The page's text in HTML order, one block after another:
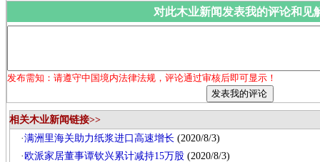
对此木业新闻发表我的评论和见
发布需知：请遵守中国境内法律法规，评论通过审核后即可显示！
相关木业新闻链接>>
·满洲里海关助力纸浆进口高速增长 (2020/8/3)
· 欧派家居董事谭钦兴累计减持15万股 (2020/8/3)